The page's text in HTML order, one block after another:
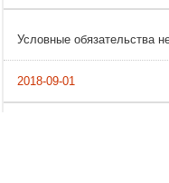
Условные обязательства